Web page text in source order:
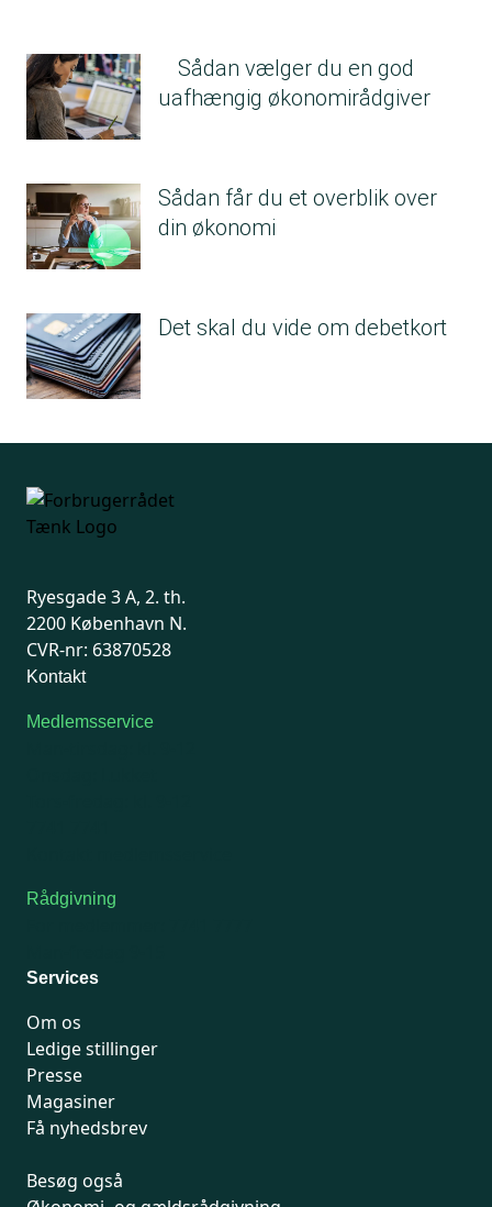
Sådan vælger du en god
uafhængig økonomirådgiver
Sådan får du et overblik over
din økonomi
Det skal du vide om debetkort
Ryesgade 3 A, 2. th.
2200 København N.
CVR-nr: 63870528
Kontakt
Medlemsservice
Rådgivning
Services
Om os
Ledige stillinger
Presse
Magasiner
Få nyhedsbrev
Besøg også